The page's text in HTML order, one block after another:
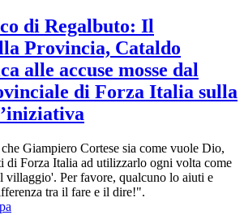
di Regalbuto: Il
Provincia, Cataldo
alle accuse mosse dal
di Forza Italia sulla
Giampiero Cortese sia come vuole Dio,
di Forza Italia ad utilizzarlo ogni volta come
villaggio'. Per favore, qualcuno lo aiuti e
tra il fare e il dire!".